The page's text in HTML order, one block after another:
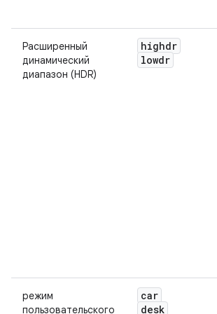
Расширенный
динамический
диапазон (HDR)
highdr
lowdr
режим
пользовательского
car
desk